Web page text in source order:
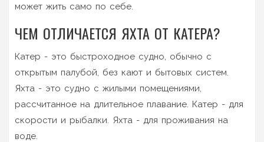
может жить само по себе.
ЧЕМ ОТЛИЧАЕТСЯ ЯХТА ОТ КАТЕРА?
Катер - это быстроходное судно, обычно с
открытым палубой, без кают и бытовых систем.
Яхта - это судно с жилыми помещениями,
рассчитанное на длительное плавание. Катер - для
скорости и рыбалки. Яхта - для проживания на
воде.